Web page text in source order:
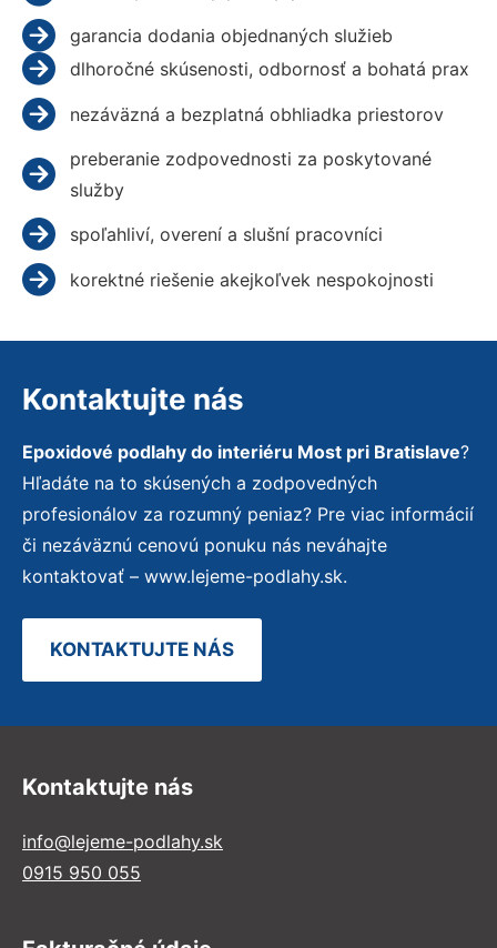
garancia dodania objednaných služieb
dlhoročné skúsenosti, odbornosť a bohatá prax
nezáväzná a bezplatná obhliadka priestorov
preberanie zodpovednosti za poskytované
služby
spoľahliví, overení a slušní pracovníci
korektné riešenie akejkoľvek nespokojnosti
Kontaktujte nás
Epoxidové podlahy do interiéru Most pri Bratislave?
Hľadáte na to skúsených a zodpovedných
profesionálov za rozumný peniaz? Pre viac informácií
či nezáväznú cenovú ponuku nás neváhajte
kontaktovať – www.lejeme-podlahy.sk.
KONTAKTUJTE NÁS
Kontaktujte nás
info@lejeme-podlahy.sk
0915 950 055